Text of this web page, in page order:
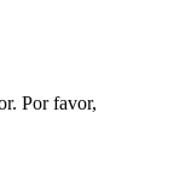
Por favor,